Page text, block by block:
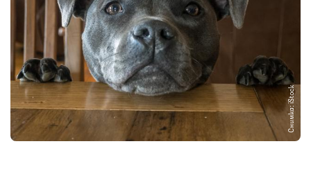
Снимка: iStock